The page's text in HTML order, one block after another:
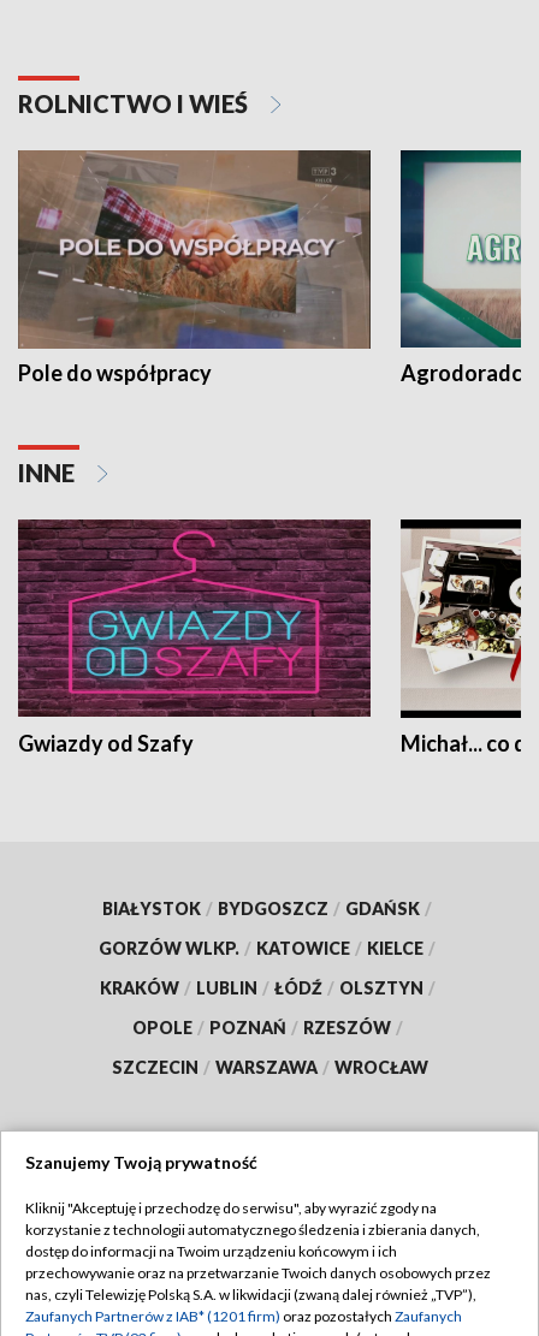
ROLNICTWO I WIEŚ
Pole do współpracy Agrodoradcy
INNE
Gwiazdy od Szafy Michał... co
BIAŁYSTOK / BYDGOSZCZ / GDAŃSK /
GORZÓW WLKP. / KATOWICE / KIELCE /
KRAKÓW / LUBLIN / ŁÓDŹ / OLSZTYN /
OPOLE / POZNAŃ / RZESZÓW /
SZCZECIN / WARSZAWA / WROCŁAW
TVP
Abonament TVP
Emisja w TVP
Regulamin TVP
Polityka prywatności
Szanujemy Twoją prywatność
Kliknij "Akceptuję i przechodzę do serwisu", aby wyrazić zgody na
korzystanie z technologii automatycznego śledzenia i zbierania danych,
dostęp do informacji na Twoim urządzeniu końcowym i ich
przechowywanie oraz na przetwarzanie Twoich danych osobowych przez
nas, czyli Telewizję Polską S.A. w likwidacji (zwaną dalej również „TVP”),
Zaufanych Partnerów z IAB* (1201 firm) oraz pozostałych Zaufanych